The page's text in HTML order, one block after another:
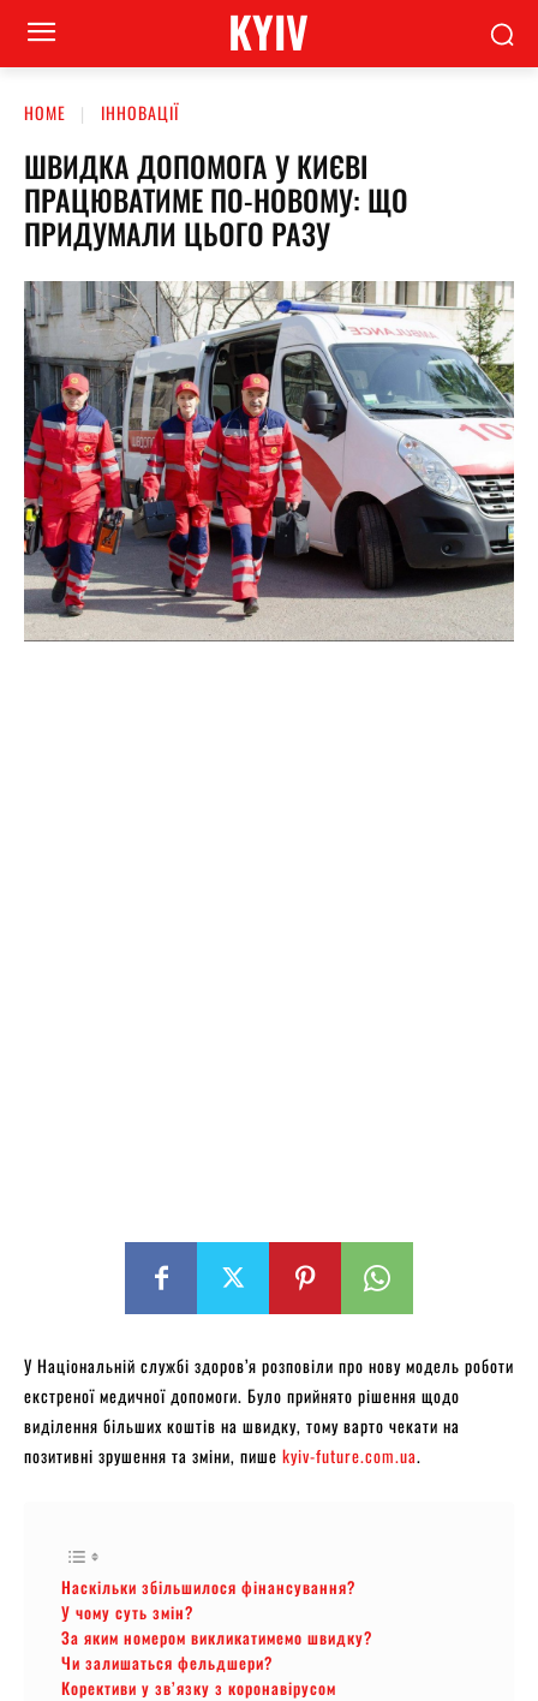
KYIV
HOME ІННОВАЦІЇ
ШВИДКА ДОПОМОГА У КИЄВІ
ПРАЦЮВАТИМЕ ПО-НОВОМУ: ЩО
ПРИДУМАЛИ ЦЬОГО РАЗУ
У Національній службі здоров’я розповіли про нову модель роботи
екстреної медичної допомоги. Було прийнято рішення щодо
виділення більших коштів на швидку, тому варто чекати на
позитивні зрушення та зміни, пише kyiv-future.com.ua.
Наскільки збільшилося фінансування?
У чому суть змін?
За яким номером викликатимемо швидку?
Чи залишаться фельдшери?
Корективи у зв’язку з коронавірусом